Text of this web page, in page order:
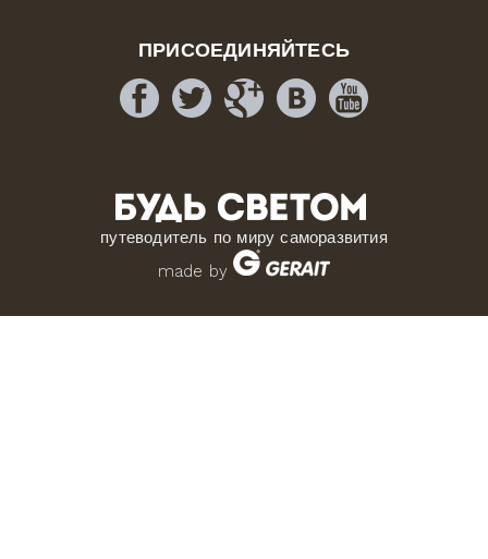
ПРИСОЕДИНЯЙТЕСЬ
путеводитель по миру саморазвития
made by